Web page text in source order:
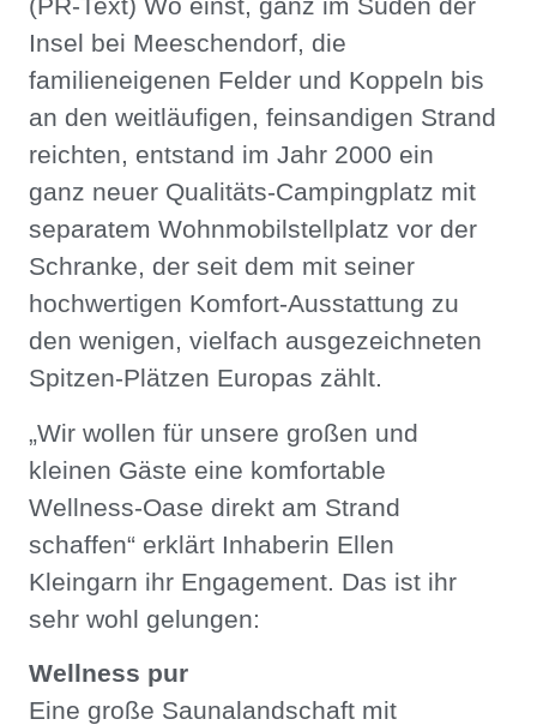
(PR-Text) Wo einst, ganz im Süden der
Insel bei Meeschendorf, die
familieneigenen Felder und Koppeln bis
an den weitläufigen, feinsandigen Strand
reichten, entstand im Jahr 2000 ein
ganz neuer Qualitäts-Campingplatz mit
separatem Wohnmobilstellplatz vor der
Schranke, der seit dem mit seiner
hochwertigen Komfort-Ausstattung zu
den wenigen, vielfach ausgezeichneten
Spitzen-Plätzen Europas zählt.
„Wir wollen für unsere großen und
kleinen Gäste eine komfortable
Wellness-Oase direkt am Strand
schaffen“ erklärt Inhaberin Ellen
Kleingarn ihr Engagement. Das ist ihr
sehr wohl gelungen:
Wellness pur
Eine große Saunalandschaft mit